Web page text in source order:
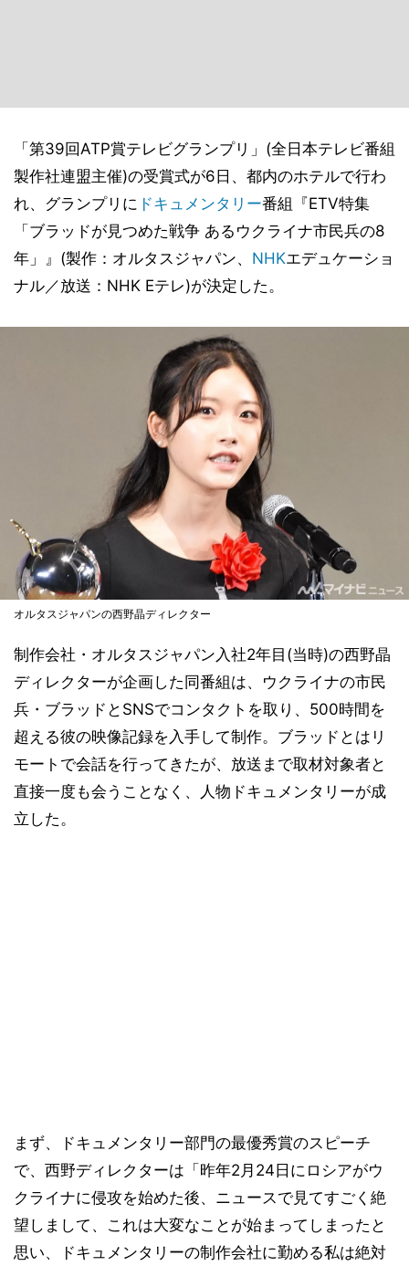
「第39回ATP賞テレビグランプリ」(全日本テレビ番組
製作社連盟主催)の受賞式が6日、都内のホテルで行わ
れ、グランプリに ドキュメンタリー番組『ETV特集
「ブラッドが見つめた戦争 あるウクライナ市民兵の8
年」』(製作：オルタスジャパン、 NHKエデュケーショ
ナル／放送：NHK Eテレ)が決定した。
オルタスジャパンの西野晶ディレクター
制作会社・オルタスジャパン入社2年目(当時)の西野晶
ディレクターが企画した同番組は、ウクライナの市民
兵・ブラッドとSNSでコンタクトを取り、500時間を
超える彼の映像記録を入手して制作。ブラッドとはリ
モートで会話を行ってきたが、放送まで取材対象者と
直接一度も会うことなく、人物ドキュメンタリーが成
立した。
まず、ドキュメンタリー部門の最優秀賞のスピーチ
で、西野ディレクターは「昨年2月24日にロシアがウ
クライナに侵攻を始めた後、ニュースで見てすごく絶
望しまして、これは大変なことが始まってしまったと
思い、ドキュメンタリーの制作会社に勤める私は絶対